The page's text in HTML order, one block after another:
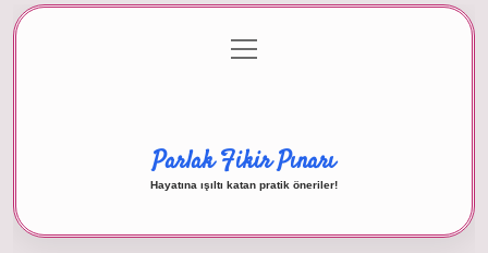
Gizlilik Politikası
menüyü
aç
Parlak Fikir Pınarı
Hayatına ışıltı katan pratik öneriler!